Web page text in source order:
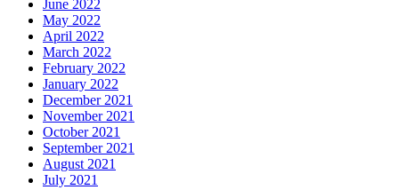
June 2022
May 2022
April 2022
March 2022
February 2022
January 2022
December 2021
November 2021
October 2021
September 2021
August 2021
July 2021